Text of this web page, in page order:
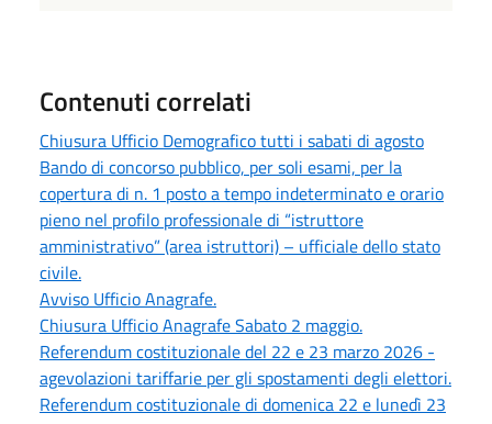
Contenuti correlati
Chiusura Ufficio Demografico tutti i sabati di agosto
Bando di concorso pubblico, per soli esami, per la
copertura di n. 1 posto a tempo indeterminato e orario
pieno nel profilo professionale di “istruttore
amministrativo” (area istruttori) – ufficiale dello stato
civile.
Avviso Ufficio Anagrafe.
Chiusura Ufficio Anagrafe Sabato 2 maggio.
Referendum costituzionale del 22 e 23 marzo 2026 -
agevolazioni tariffarie per gli spostamenti degli elettori.
Referendum costituzionale di domenica 22 e lunedì 23